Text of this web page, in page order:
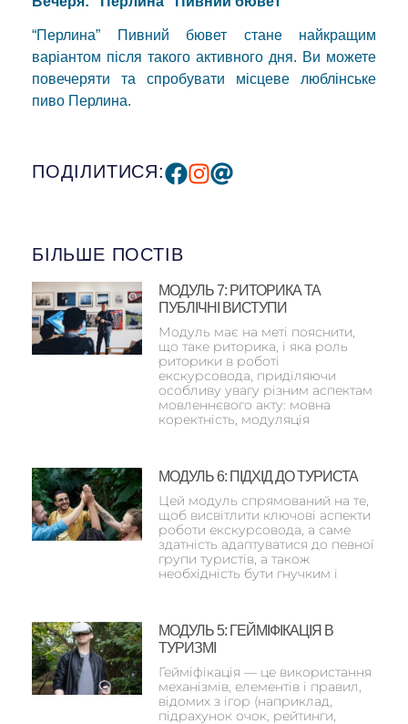
“Перлина” Пивний бювет стане найкращим
варіантом після такого активного дня. Ви можете
повечеряти та спробувати місцеве люблінське
пиво Перлина.
ПОДІЛИТИСЯ:
БІЛЬШЕ ПОСТІВ
МОДУЛЬ 7: РИТОРИКА ТА
ПУБЛІЧНІ ВИСТУПИ
Модуль має на меті пояснити,
що таке риторика, і яка роль
риторики в роботі
екскурсовода, приділяючи
особливу увагу різним аспектам
мовленнєвого акту: мовна
коректність, модуляція
МОДУЛЬ 6: ПІДХІД ДО ТУРИСТА
Цей модуль спрямований на те,
щоб висвітлити ключові аспекти
роботи екскурсовода, а саме
здатність адаптуватися до певної
групи туристів, а також
необхідність бути гнучким і
МОДУЛЬ 5: ГЕЙМІФІКАЦІЯ В
ТУРИЗМІ
Гейміфікація — це використання
механізмів, елементів і правил,
відомих з ігор (наприклад,
підрахунок очок, рейтинги,